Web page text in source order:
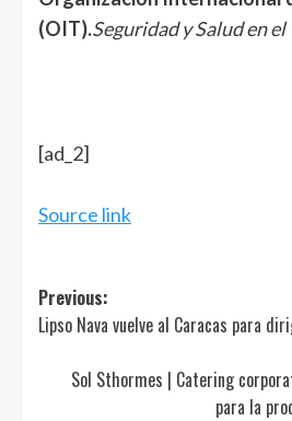
(OIT).Seguridad y Salud en
entradas
[ad_2]
Source link
Post
navigation
Previous:
Lipso Nava vuelve al Caracas para
Sol Sthormes | Catering
para la